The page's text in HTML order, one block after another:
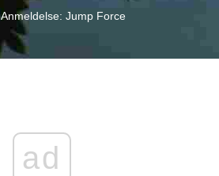
Anmeldelse: Jump Force
ad